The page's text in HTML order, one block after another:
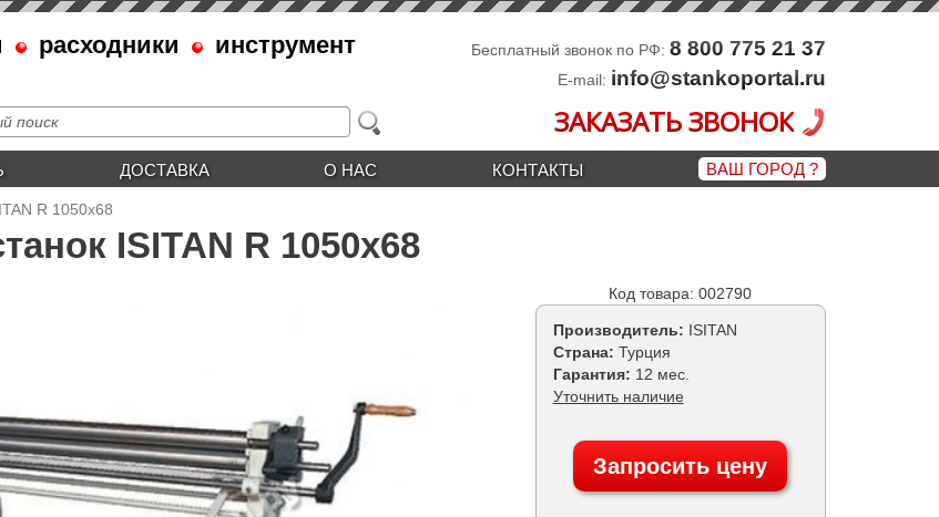
расходники инструмент Бесплатный звонок по РФ: 8 800 775 21 37
E-mail: info@stankoportal.ru
ЗАКАЗАТЬ ЗВОНОК
ДОСТАВКА О НАС КОНТАКТЫ ВАШ ГОРОД?
R 1050x68
ISITAN R 1050x68
Код товара: 002790
Производитель: ISITAN
Страна: Турция
Гарантия: 12 мес.
Уточнить наличие
Запросить цену